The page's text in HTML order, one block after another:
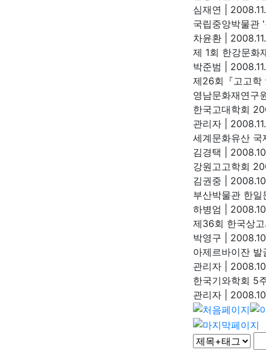
심재연
국립중앙박물관
차윤환
제 1회 한강문화
박준범
제26회『고고학
영남문화재연구
한국고대학회
관리자
세계문화유산 국
김경택
강원고고학회
김권중
부산박물관 한
하병엄
제36회 한국상
박영구
아제르바이잔
관리자
한국기와학회 5
관리자